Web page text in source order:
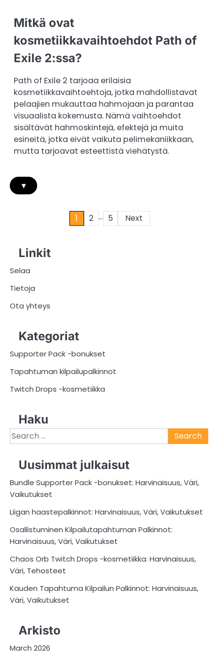
Mitkä ovat
kosmetiikkavaihtoehdot Path of
Exile 2:ssa?
Path of Exile 2 tarjoaa erilaisia
kosmetiikkavaihtoehtoja, jotka mahdollistavat
pelaajien mukauttaa hahmojaan ja parantaa
visuaalista kokemusta. Nämä vaihtoehdot
sisältävät hahmoskintejä, efektejä ja muita
esineitä, jotka eivät vaikuta pelimekaniikkaan,
mutta tarjoavat esteettistä viehätystä.
▾
1 2 … 5 Next
Linkit
Selaa
Tietoja
Ota yhteys
Kategoriat
Supporter Pack -bonukset
Tapahtuman kilpailupalkinnot
Twitch Drops -kosmetiikka
Haku
Search
for:
Uusimmat julkaisut
Bundle Supporter Pack -bonukset: Harvinaisuus, Väri,
Vaikutukset
Liigan haastepalkinnot: Harvinaisuus, Väri, Vaikutukset
Osallistuminen Kilpailutapahtuman Palkinnot:
Harvinaisuus, Väri, Vaikutukset
Chaos Orb Twitch Drops -kosmetiikka: Harvinaisuus,
Väri, Tehosteet
Kauden Tapahtuma Kilpailun Palkinnot: Harvinaisuus,
Väri, Vaikutukset
Arkisto
March 2026